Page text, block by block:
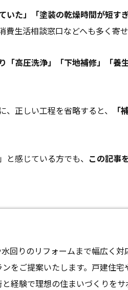
いた」「塗装の乾燥時間が短す
生活相談窓口などへも多く寄せ
高圧洗浄」「下地補修」「養
正しい工程を省略すると、
「
感じている方でも、 この記事
回りのリフォームまで幅広く
をご提案いたします。戸建住宅
経験で理想の住まいづくりを